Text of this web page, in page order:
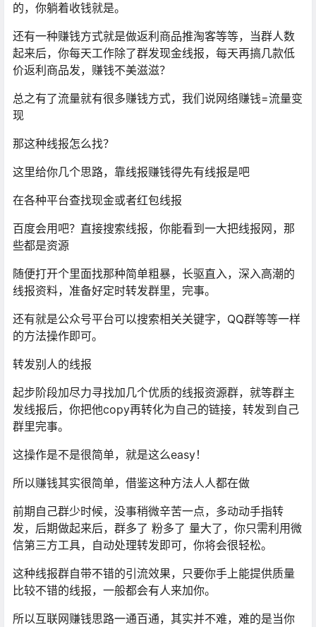
的，你躺着收钱就是。
还有一种赚钱方式就是做返利商品推淘客等等，当群人数
起来后，你每天工作除了群发现金线报，每天再搞几款低
价返利商品发，赚钱不美滋滋？
总之有了流量就有很多赚钱方式，我们说网络赚钱=流量变
现
那这种线报怎么找？
这里给你几个思路，靠线报赚钱得先有线报是吧
在各种平台查找现金或者红包线报
百度会用吧？直接搜索线报，你能看到一大把线报网，那
些都是资源
随便打开个里面找那种简单粗暴，长驱直入，深入高潮的
线报资料，准备好定时转发群里，完事。
还有就是公众号平台可以搜索相关关键字，QQ群等等一样
的方法操作即可。
转发别人的线报
起步阶段加尽力寻找加几个优质的线报资源群，就等群主
发线报后，你把他copy再转化为自己的链接，转发到自己
群里完事。
这操作是不是很简单，就是这么easy！
所以赚钱其实很简单，借鉴这种方法人人都在做
前期自己群少时候，没事稍微辛苦一点，多动动手指转
发，后期做起来后，群多了 粉多了 量大了，你只需利用微
信第三方工具，自动处理转发即可，你将会很轻松。
这种线报群自带不错的引流效果，只要你手上能提供质量
比较不错的线报，一般都会有人来加你。
所以互联网赚钱思路一通百通，其实并不难，难的是当你